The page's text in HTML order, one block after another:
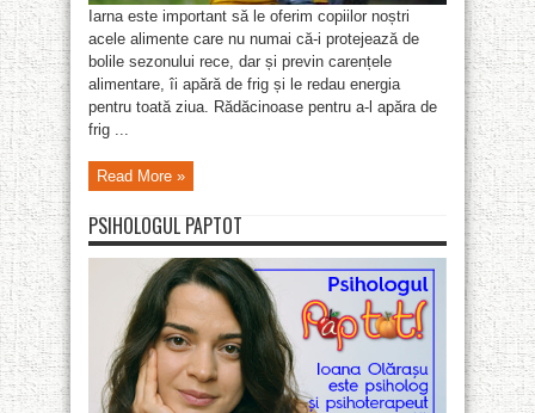
Iarna este important să le oferim copiilor noștri
acele alimente care nu numai că-i protejează de
bolile sezonului rece, dar și previn carențele
alimentare, îi apără de frig și le redau energia
pentru toată ziua. Rădăcinoase pentru a-l apăra de
frig ...
Read More »
PSIHOLOGUL PAPTOT